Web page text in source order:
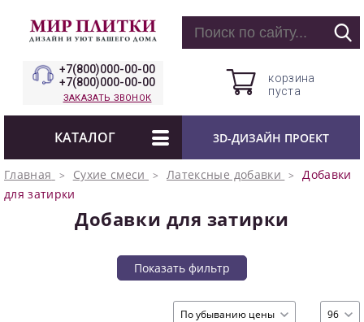
+7(800)000-00-00
+7(800)000-00-00
ЗАКАЗАТЬ ЗВОНОК
корзина
пуста
КАТАЛОГ 3D-ДИЗАЙН ПРОЕКТ
Главная Сухие смеси Латексные добавки
Добавки
для затирки
Добавки для затирки
Показать фильтр
По убыванию цены 96